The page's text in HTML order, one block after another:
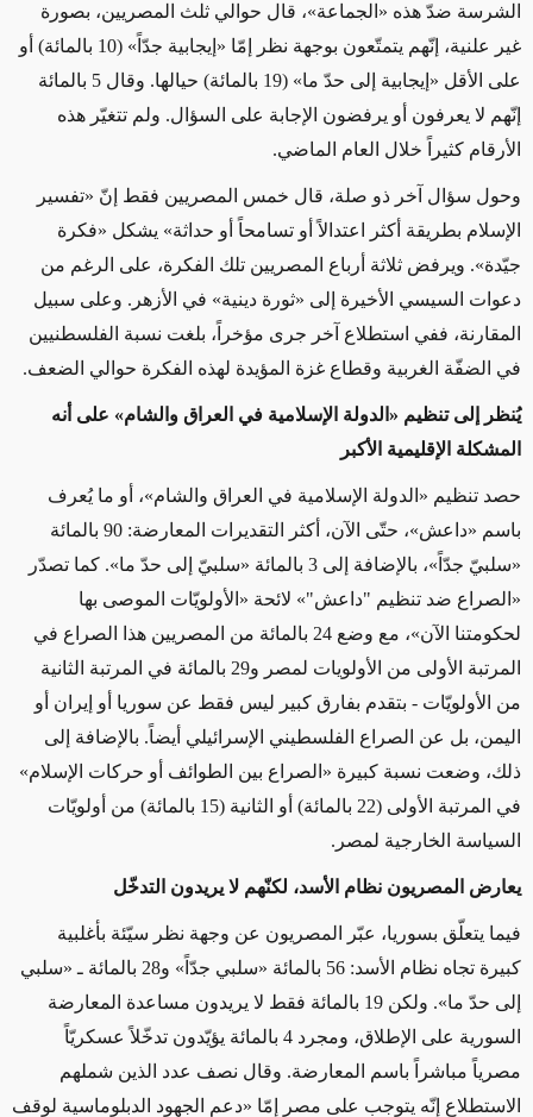
الشرسة ضدّ هذه «الجماعة»، قال حوالي ثلث المصريين، بصورة
غير علنية، إنّهم يتمتّعون بوجهة نظر إمّا «إيجابية جدّاً» (10 بالمائة) أو
على الأقل «إيجابية إلى حدّ ما» (19 بالمائة) حيالها. وقال 5 بالمائة
إنّهم لا يعرفون أو يرفضون الإجابة على السؤال. ولم تتغيّر هذه
الأرقام كثيراً خلال العام الماضي.
وحول سؤال آخر ذو صلة، قال خمس المصريين فقط إنّ «تفسير
الإسلام بطريقة أكثر اعتدالاً أو تسامحاً أو حداثة» يشكل «فكرة
جيّدة». ويرفض ثلاثة أرباع المصريين تلك الفكرة، على الرغم من
دعوات السيسي الأخيرة إلى «ثورة دينية» في الأزهر. وعلى سبيل
المقارنة، ففي استطلاع آخر جرى مؤخراً، بلغت نسبة الفلسطنيين
في الضفّة الغربية وقطاع غزة المؤيدة لهذه الفكرة حوالي الضعف.
يُنظر إلى تنظيم «الدولة الإسلامية في العراق والشام» على أنه
المشكلة الإقليمية الأكبر
حصد تنظيم «الدولة الإسلامية في العراق والشام»، أو ما يُعرف
باسم «داعش»، حتّى الآن، أكثر التقديرات المعارضة: 90 بالمائة
«سلبيّ جدّاً»، بالإضافة إلى 3 بالمائة «سلبيّ إلى حدّ ما». كما تصدّر
«الصراع ضد تنظيم "داعش"» لائحة «الأولويّات الموصى بها
لحكومتنا الآن»، مع وضع 24 بالمائة من المصريين هذا الصراع في
المرتبة الأولى من الأولويات لمصر و29 بالمائة في المرتبة الثانية
من الأولويّات - بتقدم بفارق كبير ليس فقط عن سوريا أو إيران أو
اليمن، بل عن الصراع الفلسطيني الإسرائيلي أيضاً. بالإضافة إلى
ذلك، وضعت نسبة كبيرة «الصراع بين الطوائف أو حركات الإسلام»
في المرتبة الأولى (22 بالمائة) أو الثانية (15 بالمائة) من أولويّات
السياسة الخارجية لمصر.
يعارض المصريون نظام الأسد، لكنّهم لا يريدون التدخّل
فيما يتعلّق بسوريا، عبّر المصريون عن وجهة نظر سيّئة بأغلبية
كبيرة تجاه نظام الأسد: 56 بالمائة «سلبي جدّاً» و28 بالمائة ـ «سلبي
إلى حدّ ما». ولكن 19 بالمائة فقط لا يريدون مساعدة المعارضة
السورية على الإطلاق، ومجرد 4 بالمائة يؤيّدون تدخّلاً عسكريّاً
مصرياً مباشراً باسم المعارضة. وقال نصف عدد الذين شملهم
الاستطلاع إنّه يتوجب على مصر إمّا «دعم الجهود الدبلوماسية لوقف